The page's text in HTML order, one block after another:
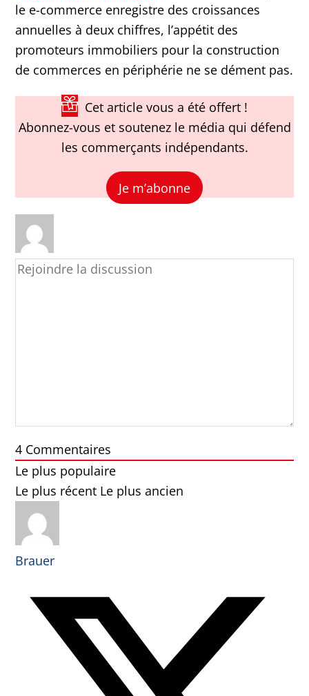
le e-commerce enregistre des croissances
annuelles à deux chiffres, l’appétit des
promoteurs immobiliers pour la construction
de commerces en périphérie ne se dément pas.
Cet article vous a été offert !
Abonnez-vous et soutenez le média qui défend
les commerçants indépendants.
Je m’abonne
4 Commentaires
Le plus populaire
Le plus récent Le plus ancien
Brauer